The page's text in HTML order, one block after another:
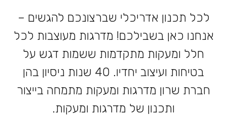
לכל תכנון אדריכלי שברצונכם להגשים –
אנחנו כאן בשבילכם! מדרגות מעוצבות לכל
חלל ומעקות מתקדמות ששמות דגש על
בטיחות ועיצוב יחדיו. 40 שנות ניסיון בהן
חברת שרון מדרגות ומעקות מתמחה בייצור
ותכנון של מדרגות ומעקות.